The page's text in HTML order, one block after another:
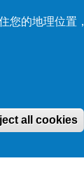
新闻
Six Mile Road,
版权所有.
您的地理位置
all cookies